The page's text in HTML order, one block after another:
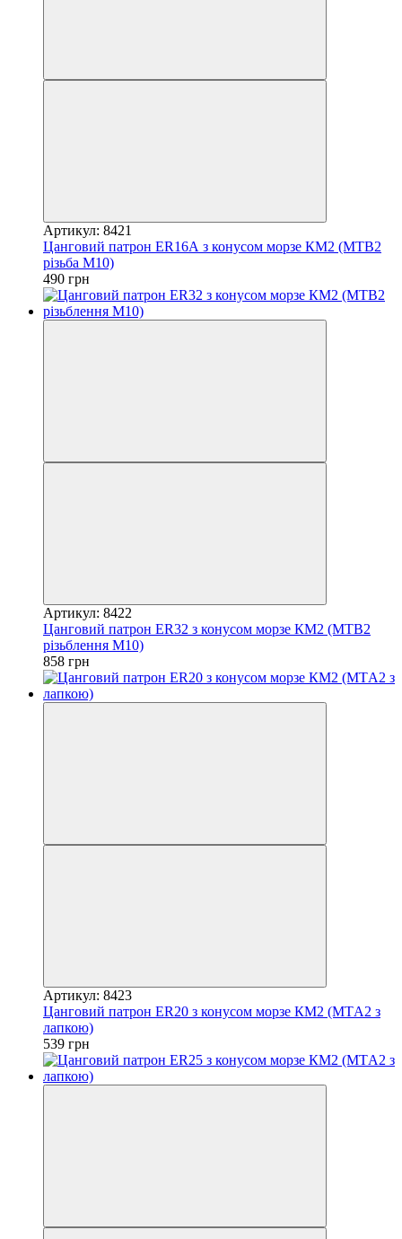
Артикул: 8421
Цанговий патрон ER16А з конусом морзе КМ2 (MTВ2
різьба M10)
490 грн
Артикул: 8422
Цанговий патрон ER32 з конусом морзе КМ2 (MTВ2
різьблення M10)
858 грн
Артикул: 8423
Цанговий патрон ER20 з конусом морзе КМ2 (MTА2 з
лапкою)
539 грн